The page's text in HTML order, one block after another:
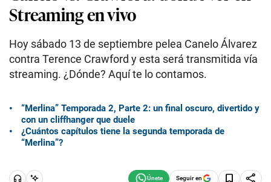
Streaming en vivo
Hoy sábado 13 de septiembre pelea Canelo Álvarez
contra Terence Crawford y esta será transmitida vía
streaming. ¿Dónde? Aquí te lo contamos.
“Merlina” Temporada 2, Parte 2: un final oscuro, divertido y
con un cliffhanger que duele
¿Cuántos capítulos tiene la segunda temporada de
“Merlina”?
Seguir en